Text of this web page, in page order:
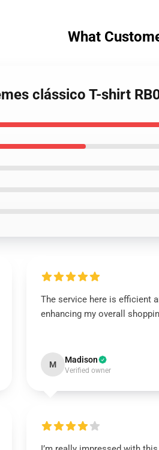
What
clássico T-shirt
The service here is efficient
enhancing my overall
M Madison
Verified owner